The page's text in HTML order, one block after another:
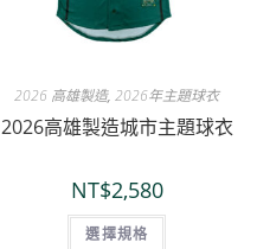
2026 高雄製造,2026年主題球衣
2026高雄製造城市主題球衣
NT$2,580
選擇規格